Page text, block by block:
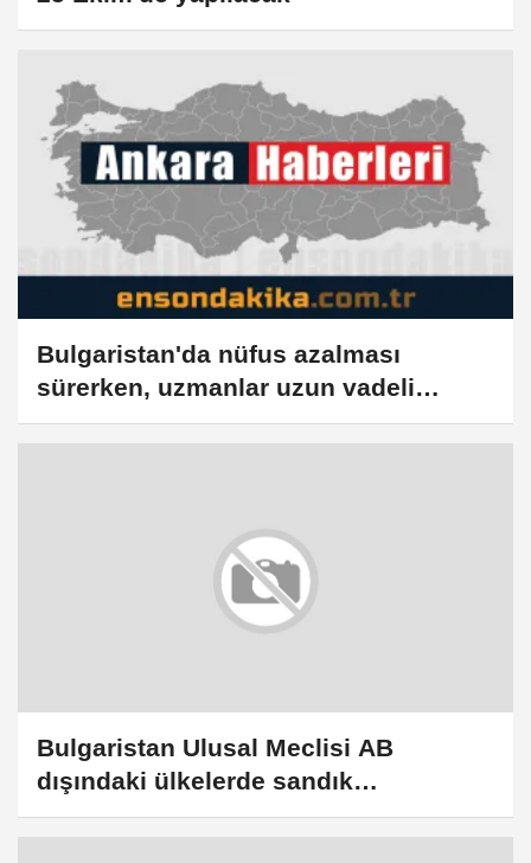
Bulgaristan'da nüfus azalması
sürerken, uzmanlar uzun vadeli
strateji çağrısı yapıyor
Bulgaristan Ulusal Meclisi AB
dışındaki ülkelerde sandık
sınırlamasını kaldırdı